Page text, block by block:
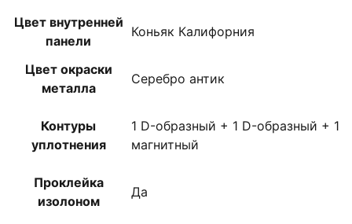
Цвет внутренней
панели
Коньяк Калифорния
Цвет окраски
металла
Серебро антик
Контуры
уплотнения
1 D-образный + 1 D-образный + 1
магнитный
Проклейка
изолоном
Да